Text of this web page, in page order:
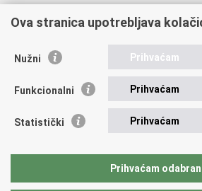
Važne poveznice
EMN Nacionalna kontaktna točka za
Policijska akademija
Zaklada policijske solidarnosti
Udruge
Ova stranica upotrebljava
Nužni Prihvaćam
Funkcionalni Prihvaćam
Statistički Prihvaćam
Prihvaćam